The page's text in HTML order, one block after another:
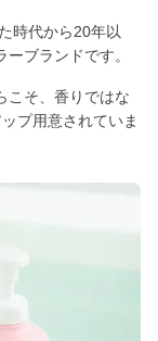
時代から20年以
ブランドです。
こそ、香りではな
プ用意されていま